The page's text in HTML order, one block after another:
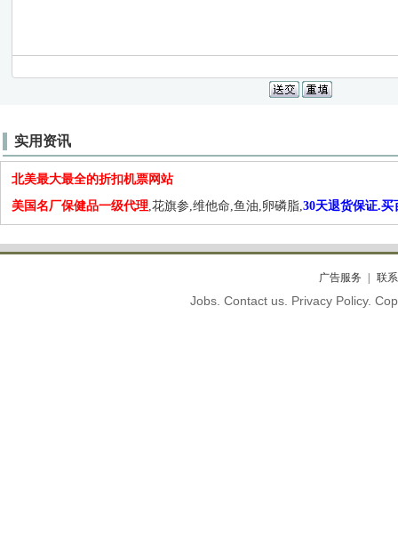
实用资讯
北美最大最全的折扣机票网站
美国名厂保健品一级代理,花旗参,维他命,鱼油,卵磷脂,30天退货保证.买
广告服务 联
Jobs. Contact us. Privacy Policy.